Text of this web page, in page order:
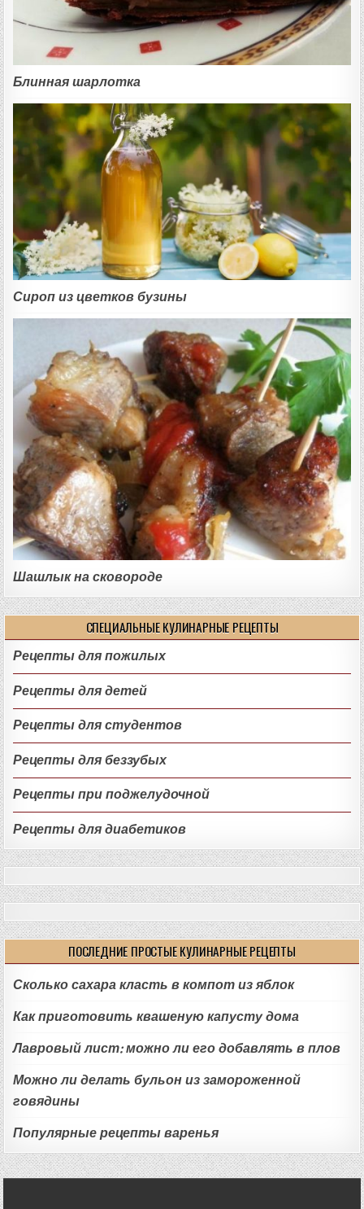
Блинная шарлотка
Сироп из цветков бузины
Шашлык на сковороде
СПЕЦИАЛЬНЫЕ КУЛИНАРНЫЕ РЕЦЕПТЫ
Рецепты для пожилых
Рецепты для детей
Рецепты для студентов
Рецепты для беззубых
Рецепты при поджелудочной
Рецепты для диабетиков
ПОСЛЕДНИЕ ПРОСТЫЕ КУЛИНАРНЫЕ РЕЦЕПТЫ
Сколько сахара класть в компот из яблок
Как приготовить квашеную капусту дома
Лавровый лист: можно ли его добавлять в плов
Можно ли делать бульон из замороженной
говядины
Популярные рецепты варенья